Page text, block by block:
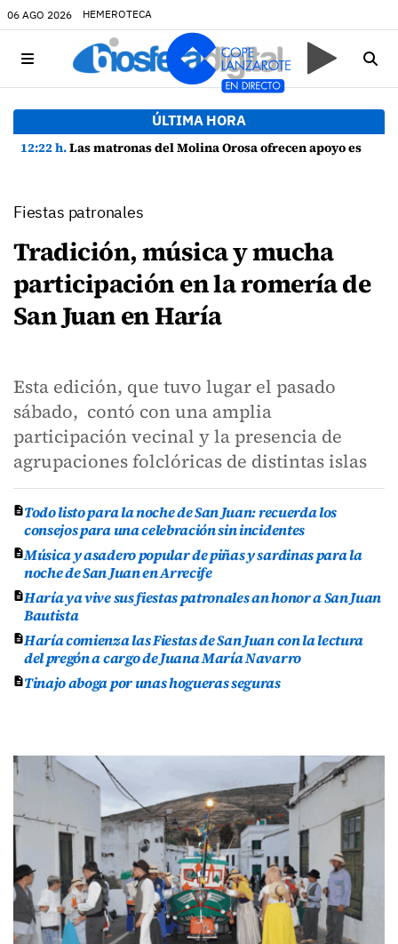
06 AGO 2026 HEMEROTECA
ÚLTIMA HORA
12:22 h.Las matronas del Molina Orosa ofrecen apoyo especializado a la lactancia materna las 24 horas del día
Fiestas patronales
Tradición, música y mucha
participación en la romería de
San Juan en Haría
Esta edición, que tuvo lugar el pasado
sábado, contó con una amplia
participación vecinal y la presencia de
agrupaciones folclóricas de distintas islas
Todo listo para la noche de San Juan: recuerda los
consejos para una celebración sin incidentes
Música y asadero popular de piñas y sardinas para la
noche de San Juan en Arrecife
Haría ya vive sus fiestas patronales an honor a San Juan
Bautista
Haría comienza las Fiestas de San Juan con la lectura
del pregón a cargo de Juana María Navarro
Tinajo aboga por unas hogueras seguras